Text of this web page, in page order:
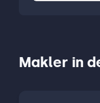
Makler in